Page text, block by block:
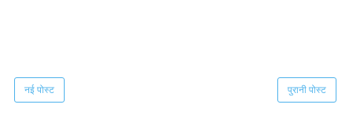
नई पोस्ट पुरानी पोस्ट